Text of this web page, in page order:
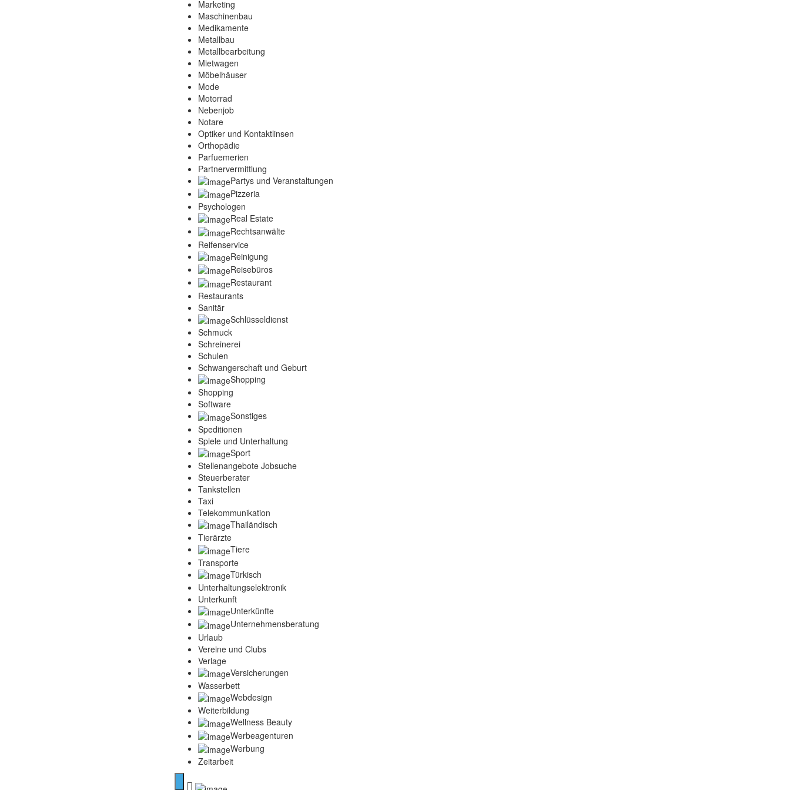
Marketing
Maschinenbau
Medikamente
Metallbau
Metallbearbeitung
Mietwagen
Möbelhäuser
Mode
Motorrad
Nebenjob
Notare
Optiker und Kontaktlinsen
Orthopädie
Parfuemerien
Partnervermittlung
Partys und Veranstaltungen
Pizzeria
Psychologen
Real Estate
Rechtsanwälte
Reifenservice
Reinigung
Reisebüros
Restaurant
Restaurants
Sanitär
Schlüsseldienst
Schmuck
Schreinerei
Schulen
Schwangerschaft und Geburt
Shopping
Shopping
Software
Sonstiges
Speditionen
Spiele und Unterhaltung
Sport
Stellenangebote Jobsuche
Steuerberater
Tankstellen
Taxi
Telekommunikation
Thailändisch
Tierärzte
Tiere
Transporte
Türkisch
Unterhaltungselektronik
Unterkunft
Unterkünfte
Unternehmensberatung
Urlaub
Vereine und Clubs
Verlage
Versicherungen
Wasserbett
Webdesign
Weiterbildung
Wellness Beauty
Werbeagenturen
Werbung
Zeitarbeit